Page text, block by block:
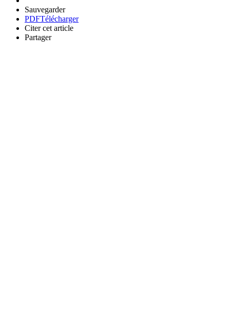
Sauvegarder
PDFTélécharger
Citer cet article
Partager